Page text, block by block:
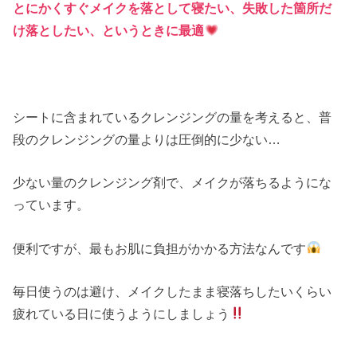
とにかくすぐメイクを落として寝たい、失敗した箇所だ
け落としたい、というときに最適
シートに含まれているクレンジングの量を考えると、普
段のクレンジングの量よりは圧倒的に少ない…
少ない量のクレンジング剤で、メイクが落ちるようにな
っています。
便利ですが、最もお肌に負担がかかる方法なんです
毎日使うのは避け、メイクしたまま寝落ちしたいくらい
疲れている日に使うようにしましょう